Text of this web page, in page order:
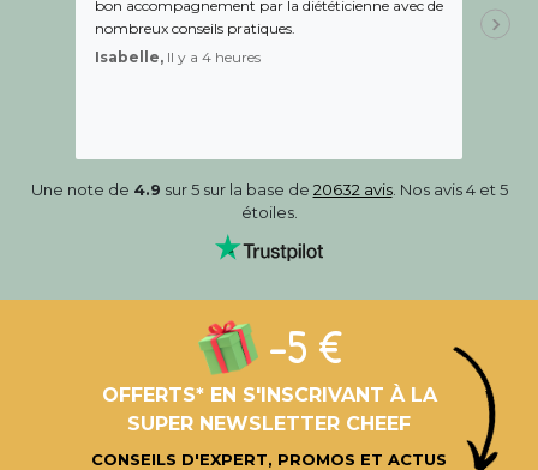
bon accompagnement par la diététicienne avec de
nombreux conseils pratiques.
Isabelle, Il y a 4 heures
de l
aidé
Une note de 4.9 sur 5 sur la base de 20632 avis. Nos avis 4 et 5
étoiles.
-5 €
OFFERTS* EN S'INSCRIVANT À LA
SUPER NEWSLETTER CHEEF
CONSEILS D'EXPERT, PROMOS ET ACTUS